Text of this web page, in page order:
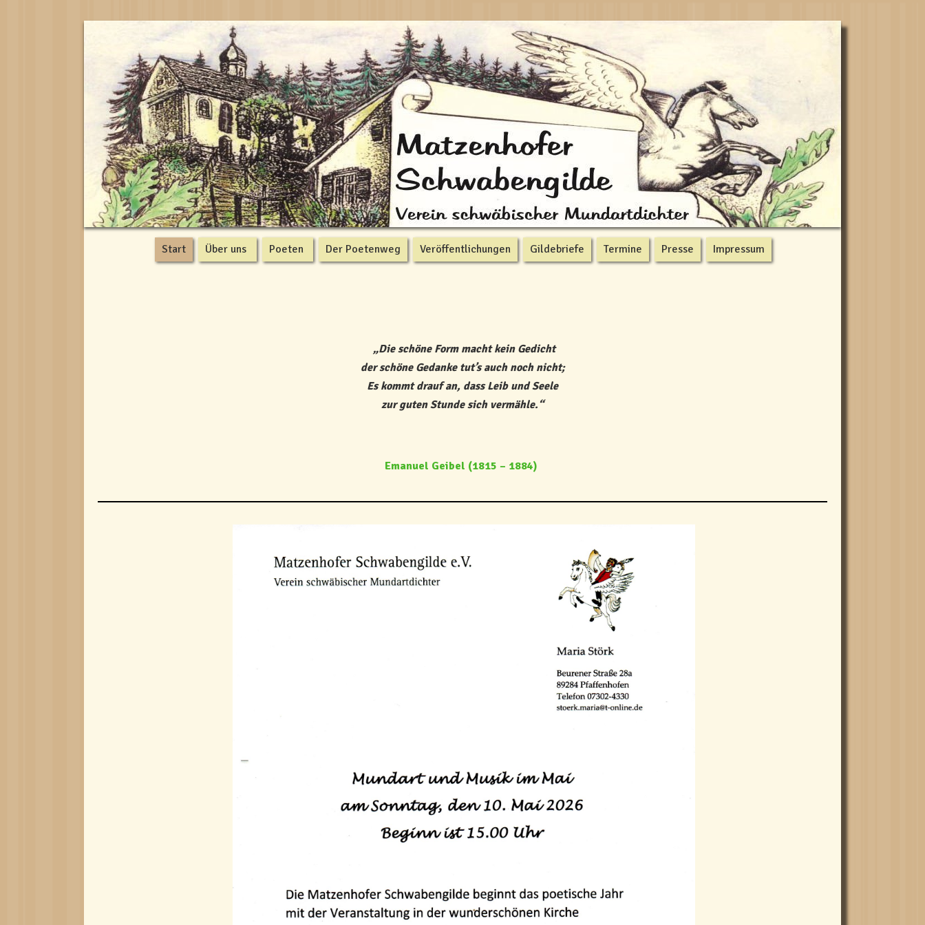
Start Über uns Poeten Der Poetenweg Veröffentlichungen Gildebriefe Termine Presse Impressum
„Die schöne Form macht kein Gedicht
der schöne Gedanke tut’s auch noch nicht;
Es kommt drauf an, dass Leib und Seele
zur guten Stunde sich vermähle.“
Emanuel Geibel (1815 – 1884)